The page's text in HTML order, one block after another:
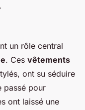
de
Pas
un rôle central
. Ces vêtements
ont su séduire
passé pour
ont laissé une